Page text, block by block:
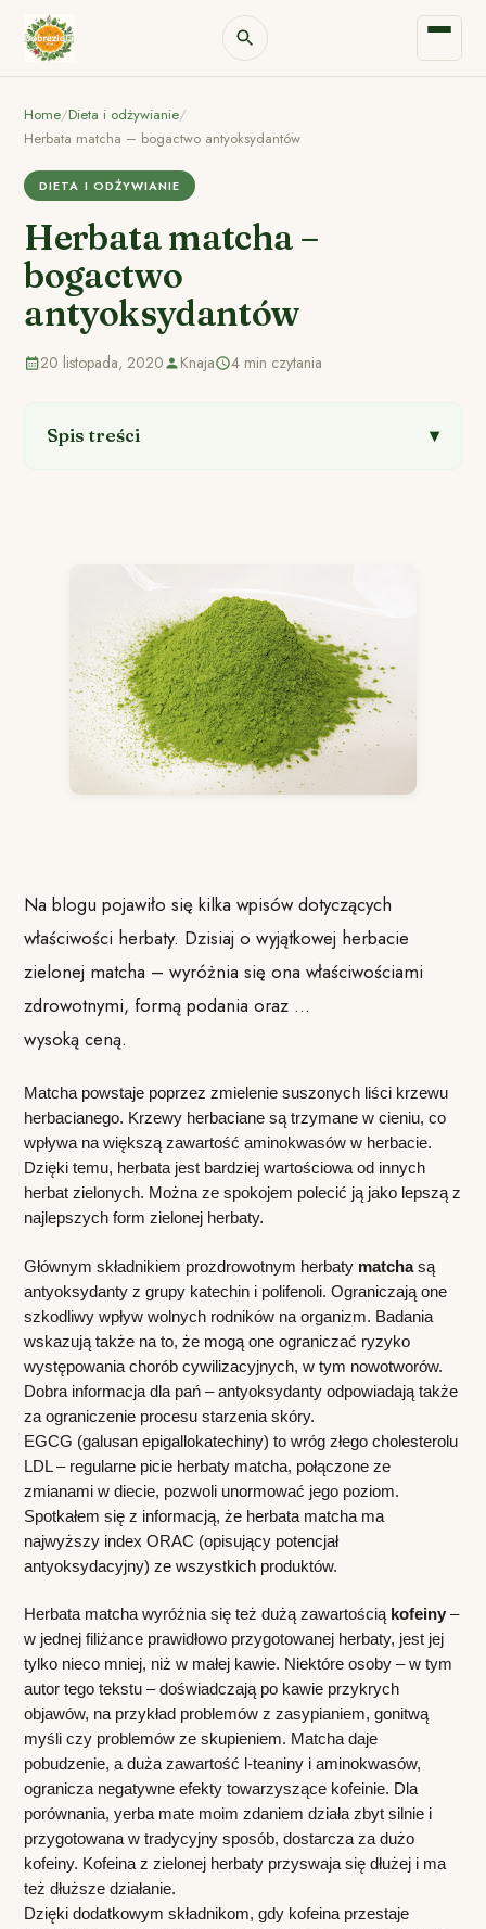
Home/Dieta i odżywianie/
Herbata matcha – bogactwo antyoksydantów
DIETA I ODŻYWIANIE
Herbata matcha –
bogactwo
antyoksydantów
20 listopada, 2020 Knaja 4 min czytania
Spis treści
Na blogu pojawiło się kilka wpisów dotyczących
właściwości herbaty. Dzisiaj o wyjątkowej herbacie
zielonej matcha – wyróżnia się ona właściwościami
zdrowotnymi, formą podania oraz …
wysoką ceną.
Matcha powstaje poprzez zmielenie suszonych liści krzewu
herbacianego. Krzewy herbaciane są trzymane w cieniu, co
wpływa na większą zawartość aminokwasów w herbacie.
Dzięki temu, herbata jest bardziej wartościowa od innych
herbat zielonych. Można ze spokojem polecić ją jako lepszą z
najlepszych form zielonej herbaty.
Głównym składnikiem prozdrowotnym herbaty matcha są
antyoksydanty z grupy katechin i polifenoli. Ograniczają one
szkodliwy wpływ wolnych rodników na organizm. Badania
wskazują także na to, że mogą one ograniczać ryzyko
występowania chorób cywilizacyjnych, w tym nowotworów.
Dobra informacja dla pań – antyoksydanty odpowiadają także
za ograniczenie procesu starzenia skóry.
EGCG (galusan epigallokatechiny) to wróg złego cholesterolu
LDL – regularne picie herbaty matcha, połączone ze
zmianami w diecie, pozwoli unormować jego poziom.
Spotkałem się z informacją, że herbata matcha ma
najwyższy index ORAC (opisujący potencjał
antyoksydacyjny) ze wszystkich produktów.
Herbata matcha wyróżnia się też dużą zawartością kofeiny –
w jednej filiżance prawidłowo przygotowanej herbaty, jest jej
tylko nieco mniej, niż w małej kawie. Niektóre osoby – w tym
autor tego tekstu – doświadczają po kawie przykrych
objawów, na przykład problemów z zasypianiem, gonitwą
myśli czy problemów ze skupieniem. Matcha daje
pobudzenie, a duża zawartość l-teaniny i aminokwasów,
ogranicza negatywne efekty towarzyszące kofeinie. Dla
porównania, yerba mate moim zdaniem działa zbyt silnie i
przygotowana w tradycyjny sposób, dostarcza za dużo
kofeiny. Kofeina z zielonej herbaty przyswaja się dłużej i ma
też dłuższe działanie.
Dzięki dodatkowym składnikom, gdy kofeina przestaje